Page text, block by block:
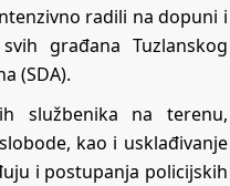
radili na dopuni i
građana Tuzlanskog
(SDA).
službenika na terenu,
kao i usklađivanje
i postupanja policijskih